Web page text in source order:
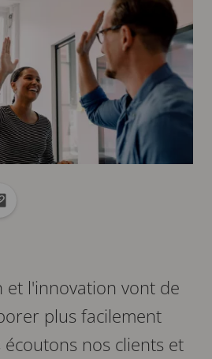
Linkedin
dans Xurl dans le presse-papiers
et l'innovation vont de
plus facilement
nos clients et